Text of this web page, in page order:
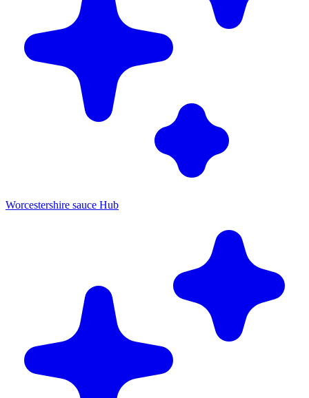
Worcestershire sauce Hub